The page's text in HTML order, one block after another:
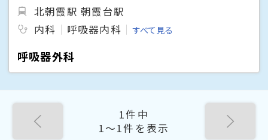
北朝霞駅 朝霞台駅
内科
呼吸器内科 すべて見る
呼吸器外科
1件中
1〜1件を表示